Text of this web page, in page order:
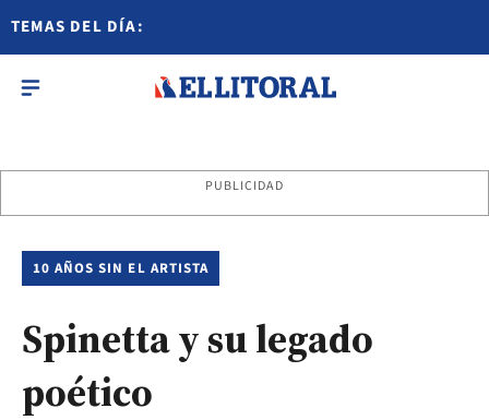
TEMAS DEL DÍA:
PUBLICIDAD
10 AÑOS SIN EL ARTISTA
Spinetta y su legado
poético